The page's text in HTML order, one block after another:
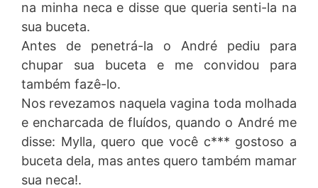
na minha neca e disse que queria senti-la na
sua buceta.
Antes de penetrá-la o André pediu para
chupar sua buceta e me convidou para
também fazê-lo.
Nos revezamos naquela vagina toda molhada
e encharcada de fluídos, quando o André me
disse: Mylla, quero que você c*** gostoso a
buceta dela, mas antes quero também mamar
sua neca!.